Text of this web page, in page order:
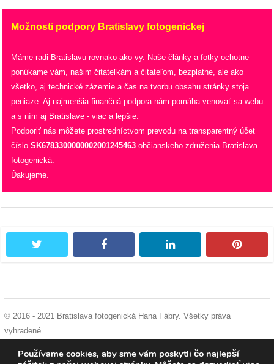
Možnosti podpory Bratislavy fotogenickej
Máme radi Bratislavu rovnako ako vy. Naše články a fotky ochotne
ponúkame vám, našim čitateľkám a čitateľom, bezplatne, ale ako
všetko, aj technické zázemie a čas na tvorbu obsahu stránky stoja
peniaze. Aj najmenšia finančná podpora nám pomáha venovať sa webu
a s ním aj Bratislave - viac a lepšie.
Podporiť nás môžete prostredníctvom prevodu na transparentný účet
číslo SK6783300000002001245463 občianskeho združenia Bratislava
fotogenická.
Ďakujeme.
facebook linkedin
© 2016 - 2021 Bratislava fotogenická Hana Fábry. Všetky práva
vyhradené.
cookies
Používame cookies, aby sme vám poskytli čo najlepší